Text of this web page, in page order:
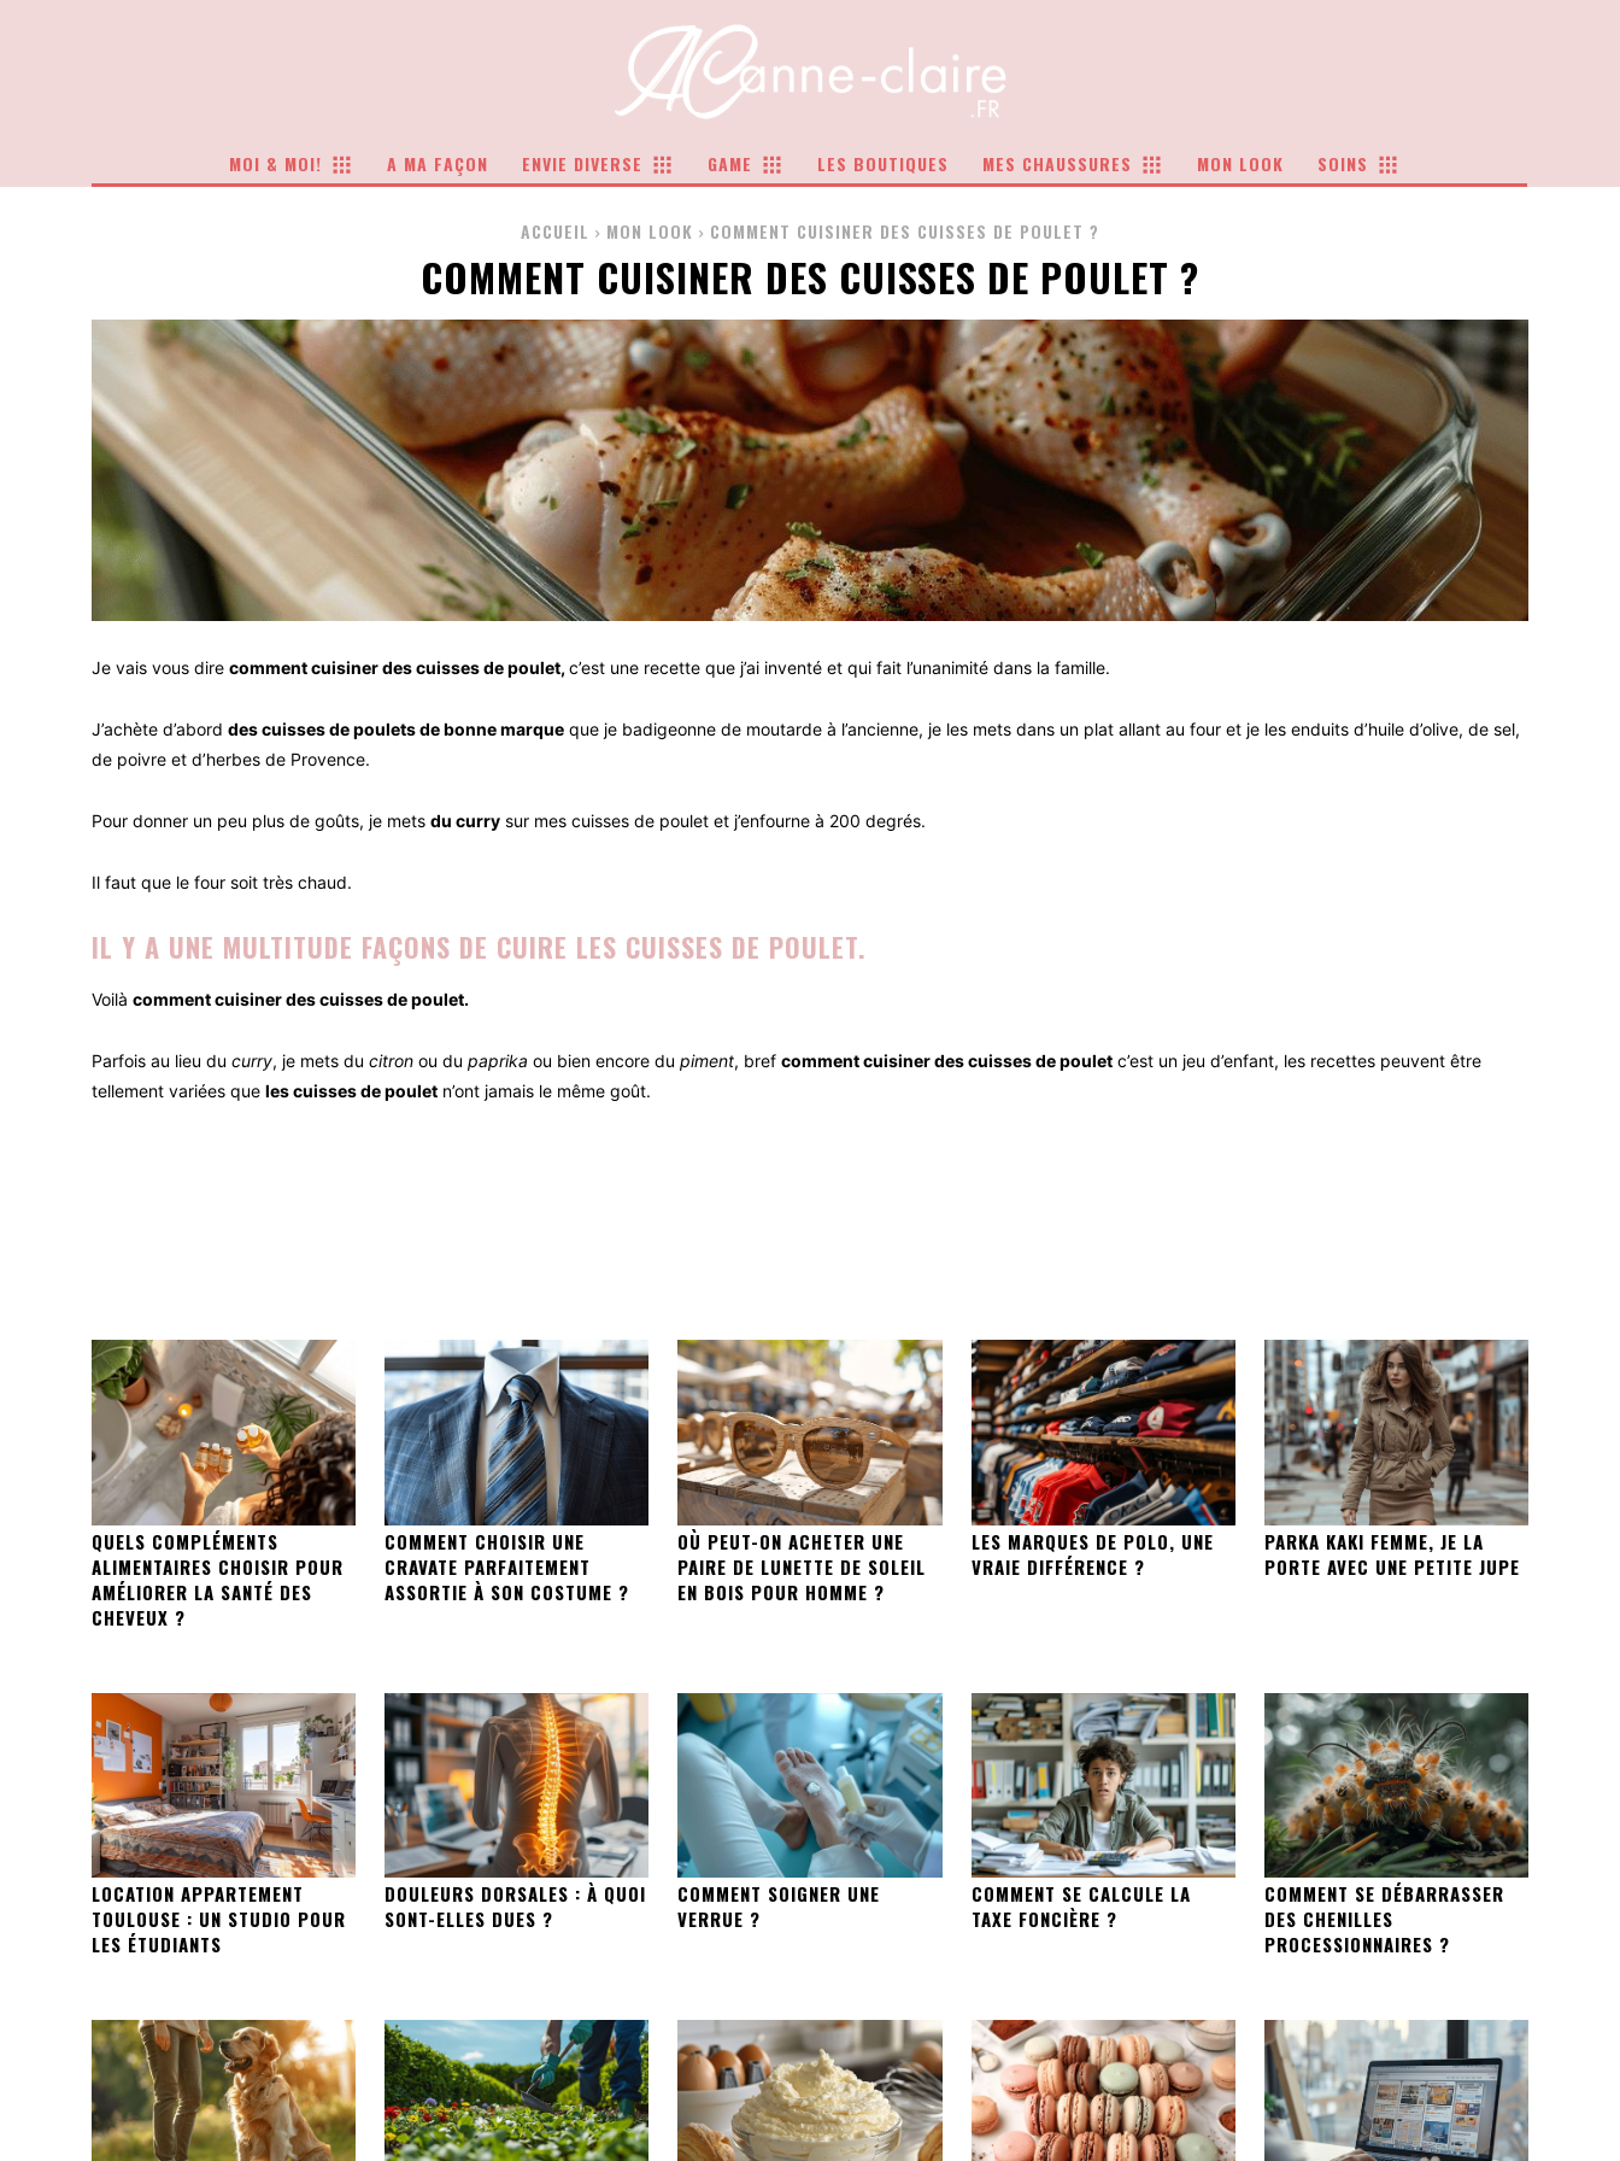
MOI & MOI! A MA FAÇON ENVIE DIVERSE GAME LES BOUTIQUES MES CHAUSSURES MON LOOK SOINS
ACCUEIL MON LOOK COMMENT CUISINER DES CUISSES DE POULET ?
COMMENT CUISINER DES CUISSES DE POULET ?
Je vais vous dire comment cuisiner des cuisses de poulet, c’est une recette que j’ai inventé et qui fait l’unanimité dans la famille.
J’achète d’abord des cuisses de poulets de bonne marque que je badigeonne de moutarde à l’ancienne, je les mets dans un plat allant au four et je les enduits d’huile d’olive, de sel,
de poivre et d’herbes de Provence.
Pour donner un peu plus de goûts, je mets du curry sur mes cuisses de poulet et j’enfourne à 200 degrés.
Il faut que le four soit très chaud.
IL Y A UNE MULTITUDE FAÇONS DE CUIRE LES CUISSES DE POULET.
Voilà comment cuisiner des cuisses de poulet.
Parfois au lieu du curry, je mets du citron ou du paprika ou bien encore du piment, bref comment cuisiner des cuisses de poulet c’est un jeu d’enfant, les recettes peuvent être
tellement variées que les cuisses de poulet n’ont jamais le même goût.
QUELS COMPLÉMENTS
ALIMENTAIRES CHOISIR POUR
AMÉLIORER LA SANTÉ DES
CHEVEUX ?
COMMENT CHOISIR UNE
CRAVATE PARFAITEMENT
ASSORTIE À SON COSTUME ?
OÙ PEUT-ON ACHETER UNE
PAIRE DE LUNETTE DE SOLEIL
EN BOIS POUR HOMME ?
LES MARQUES DE POLO, UNE
VRAIE DIFFÉRENCE ?
PARKA KAKI FEMME, JE LA
PORTE AVEC UNE PETITE JUPE
LOCATION APPARTEMENT
TOULOUSE : UN STUDIO POUR
LES ÉTUDIANTS
DOULEURS DORSALES : À QUOI
SONT-ELLES DUES ?
COMMENT SOIGNER UNE
VERRUE ?
COMMENT SE CALCULE LA
TAXE FONCIÈRE ?
COMMENT SE DÉBARRASSER
DES CHENILLES
PROCESSIONNAIRES ?